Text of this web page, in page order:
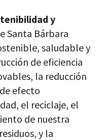
y
Santa Bárbara
saludable y
de eficiencia
la reducción
efecto
el reciclaje, el
de nuestra
y la